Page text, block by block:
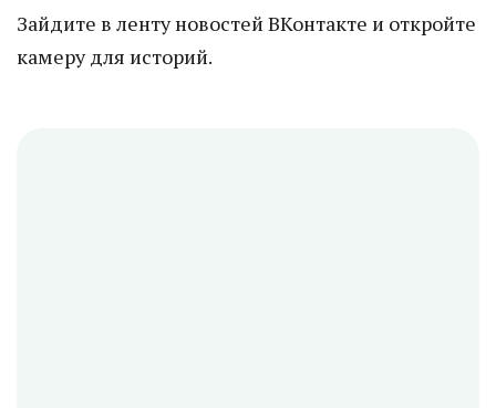
Зайдите в ленту новостей ВКонтакте и откройте
камеру для историй.